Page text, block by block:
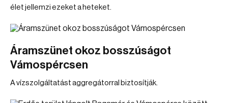
élet jellemzi ezeket a heteket.
Áramszünet okoz bosszúságot
Vámospércsen
A vízszolgáltatást aggregátorral biztosítják.